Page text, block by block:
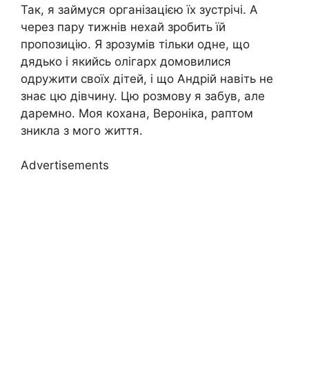
Так, я займуся організацією їх зустрічі. А
через пару тижнів нехай зробить їй
пропозицію. Я зрозумів тільки одне, що
дядько і якийсь олігарх домовилися
одружити своїх дітей, і що Андрій навіть не
знає цю дівчину. Цю розмову я забув, але
даремно. Моя кохана, Вероніка, раптом
зникла з мого життя.
Advertisements